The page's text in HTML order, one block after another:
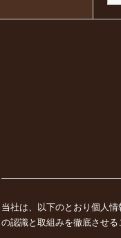
当社は、以下のとおり個人
の認識と取組みを徹底させる